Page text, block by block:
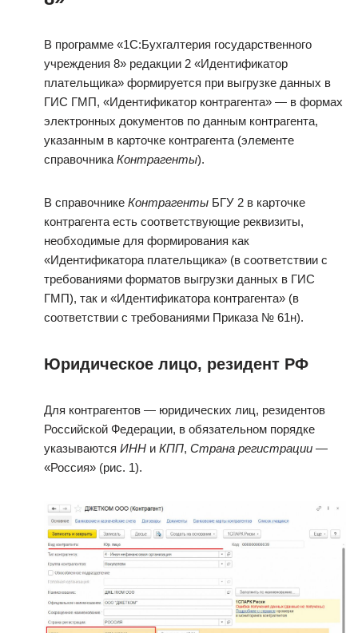
В программе «1С:Бухгалтерия государственного
учреждения 8» редакции 2 «Идентификатор
плательщика» формируется при выгрузке данных в
ГИС ГМП, «Идентификатор контрагента» — в формах
электронных документов по данным контрагента,
указанным в карточке контрагента (элементе
справочника Контрагенты).
В справочнике Контрагенты БГУ 2 в карточке
контрагента есть соответствующие реквизиты,
необходимые для формирования как
«Идентификатора плательщика» (в соответствии с
требованиями форматов выгрузки данных в ГИС
ГМП), так и «Идентификатора контрагента» (в
соответствии с требованиями Приказа № 61н).
Юридическое лицо, резидент РФ
Для контрагентов — юридических лиц, резидентов
Российской Федерации, в обязательном порядке
указываются ИНН и КПП, Страна регистрации —
«Россия» (рис. 1).